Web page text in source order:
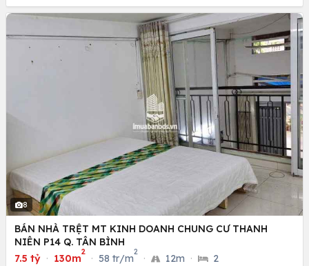
8
BÁN NHÀ TRỆT MT KINH DOANH CHUNG CƯ THANH
NIÊN P14 Q. TÂN BÌNH
7.5 tỷ · 130m
2
· 58 tr/m
2
· 12m · 2